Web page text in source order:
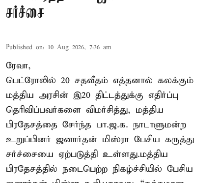
சர்ச்சை
Published on: 10 Aug 2026, 7:36 am
ரேவா,
பெட்ரோலில் 20 சதவீதம் எத்தனால் கலக்கும்
மத்திய அரசின் இ20 திட்டத்துக்கு எதிர்ப்பு
தெரிவிப்பவர்களை விமர்சித்து, மத்திய
பிரதேசத்தை சேர்ந்த பா.ஜ.க. நாடாளுமன்ற
உறுப்பினர் ஜனார்தன் மிஸ்ரா பேசிய கருத்து
சர்ச்சையை ஏற்படுத்தி உள்ளது.மத்திய
பிரதேசத்தில் நடைபெற்ற நிகழ்ச்சியில் பேசிய